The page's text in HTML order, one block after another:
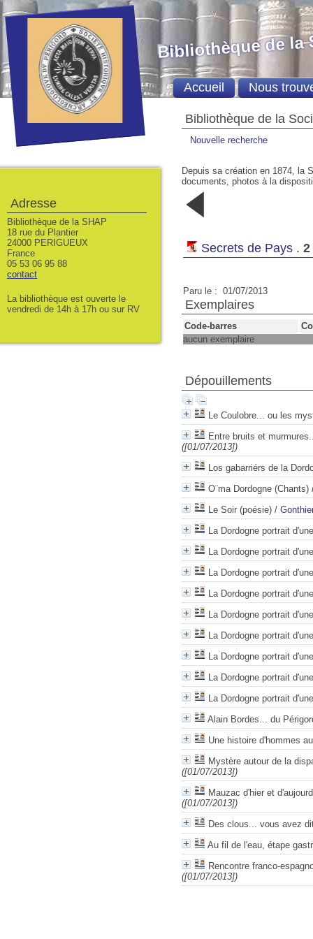
Bibliothèque de la
Nouvelle recherche
Depuis sa création en 1874, la
documents, photos à la
Secrets de Pays . 2
Paru le : 01/07/2013
Exemplaires
Code-barres
aucun exemplaire
Dépouillements
Le Coulobre... ou les
Entre bruits et
([01/07/2013])
Los gabarriérs de la
O¨ma Dordogne (Chants)
Le Soir (poésie) /
La Dordogne portrait
La Dordogne portrait
La Dordogne portrait
La Dordogne portrait
La Dordogne portrait
La Dordogne portrait
La Dordogne portrait
La Dordogne portrait
La Dordogne portrait
Alain Bordes... du
Une histoire d'hommes
Mystère autour de la
([01/07/2013])
Mauzac d'hier et
([01/07/2013])
Des clous... vous avez
Au fil de l'eau, étape
Rencontre franco-
([01/07/2013])
Bibliothèque de la
Accueil Nous
Adresse
Bibliothèque de la SHAP
18 rue du Plantier
24000 PERIGUEUX
France
05 53 06 95 88
contact
La bibliothèque est ouverte le
vendredi de 14h à 17h ou sur RV